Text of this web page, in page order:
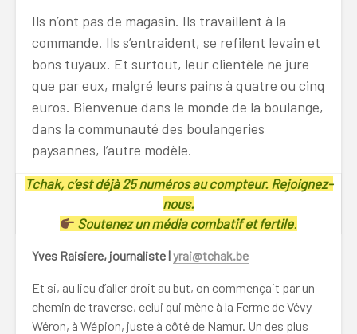
Ils n’ont pas de magasin. Ils travaillent à la
commande. Ils s’entraident, se refilent levain et
bons tuyaux. Et surtout, leur clientèle ne jure
que par eux, malgré leurs pains à quatre ou cinq
euros. Bienvenue dans le monde de la boulange,
dans la communauté des boulangeries
paysannes, l’autre modèle.
Tchak, c’est déjà 25 numéros au compteur. Rejoignez-
nous.
Soutenez un média combatif et fertile.
Yves Raisiere, journaliste |yrai@tchak.be
Et si, au lieu d’aller droit au but, on commençait par un
chemin de traverse, celui qui mène à la Ferme de Vévy
Wéron, à Wépion, juste à côté de Namur. Un des plus